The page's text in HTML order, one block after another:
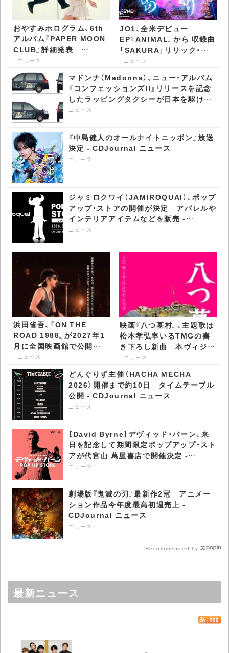
おやすみホログラム、6th
アルバム『PAPER MOON
CLUB』詳細発表
「lovesick」先行配信 -
CDJournal ニュース
ニュース
JO1、全米デビュー
EP『ANIMAL』から 収録曲
「SAKURA」リリック・ビ
デオ公開 - CDJournal ニ
ニュース
マドンナ（Madonna）、ニュー・アルバム
『コンフェッションズII』リリースを記念
したラッピングタクシーが日本を駆け巡
る - CDJournal ニュース
ニュース
『中島健人のオールナイトニッポン』放送
決定 - CDJournal ニュース
ニュース
ジャミロクワイ（JAMIROQUAI）、ポップ
アップ・ストアの開催が決定 アパレルや
インテリアアイテムなどを販売 -
CDJournal ニュース
ニュース
浜田省吾、『ON THE
ROAD 1988』が2027年1
月に全国映画館で公開決
定 キー・ヴィジュアル公
開 - CDJournal ニュース
ニュース
映画『八つ墓村』、主題歌は
松本孝弘率いるTMGの書
き下ろし新曲 本ヴィジュ
アル＆予告も公開 -
ニュース
どんぐりず主催〈HACHA MECHA
2026〉開催まで約10日 タイムテーブル
公開 - CDJournal ニュース
ニュース
【David Byrne】デヴィッド・バーン、来
日を記念して期間限定ポップアップ・スト
アが代官山 蔦屋書店で開催決定 -
CDJournal ニュース
ニュース
劇場版『鬼滅の刃』最新作2冠 アニメー
ション作品今年度最高初週売上 -
CDJournal ニュース
ニュース
Recommended by
最新ニュース